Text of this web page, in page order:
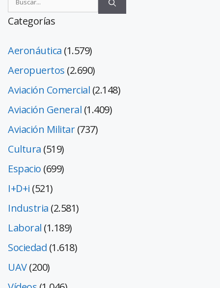
Categorías
Aeronáutica (1.579)
Aeropuertos (2.690)
Aviación Comercial (2.148)
Aviación General (1.409)
Aviación Militar(737)
Cultura (519)
Espacio (699)
I+D+i (521)
Industria (2.581)
Laboral (1.189)
Sociedad (1.618)
UAV(200)